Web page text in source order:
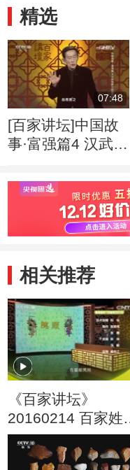
精选
07:48
[百家讲坛]中国故
事·富强篇4 汉武帝
公元前124年的那
场夜袭
相关推荐
《百家讲坛》
20160214 百家姓
（第四部）7 巴